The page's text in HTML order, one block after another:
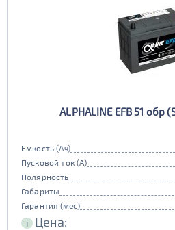
ALPHALINE EFB 51 обр
Емкость (Ач)
Пусковой ток (А)
Полярность
Габариты
Гарантия (мес)
i Цена: